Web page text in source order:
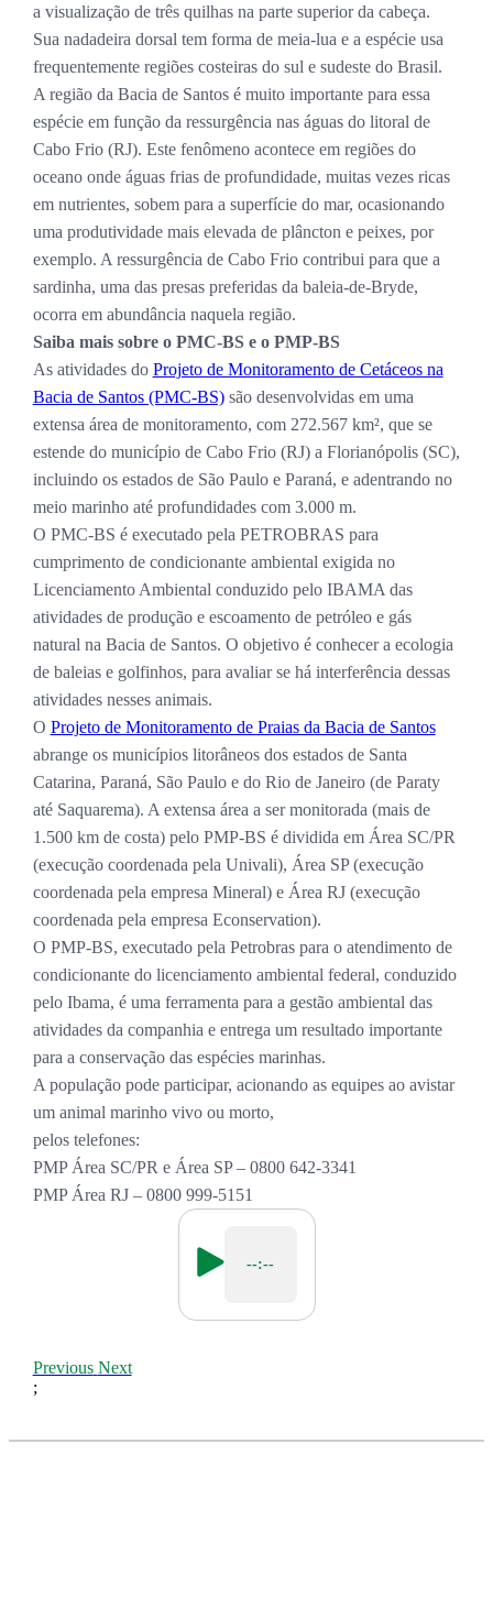
a visualização de três quilhas na parte superior da cabeça.
Sua nadadeira dorsal tem forma de meia-lua e a espécie usa
frequentemente regiões costeiras do sul e sudeste do Brasil.
A região da Bacia de Santos é muito importante para essa
espécie em função da ressurgência nas águas do litoral de
Cabo Frio (RJ). Este fenômeno acontece em regiões do
oceano onde águas frias de profundidade, muitas vezes ricas
em nutrientes, sobem para a superfície do mar, ocasionando
uma produtividade mais elevada de plâncton e peixes, por
exemplo. A ressurgência de Cabo Frio contribui para que a
sardinha, uma das presas preferidas da baleia-de-Bryde,
ocorra em abundância naquela região.
Saiba mais sobre o PMC-BS e o PMP-BS
As atividades do Projeto de Monitoramento de Cetáceos na
Bacia de Santos (PMC-BS)são desenvolvidas em uma
extensa área de monitoramento, com 272.567 km², que se
estende do município de Cabo Frio (RJ) a Florianópolis (SC),
incluindo os estados de São Paulo e Paraná, e adentrando no
meio marinho até profundidades com 3.000 m.
O PMC-BS é executado pela PETROBRAS para
cumprimento de condicionante ambiental exigida no
Licenciamento Ambiental conduzido pelo IBAMA das
atividades de produção e escoamento de petróleo e gás
natural na Bacia de Santos. O objetivo é conhecer a ecologia
de baleias e golfinhos, para avaliar se há interferência dessas
atividades nesses animais.
O Projeto de Monitoramento de Praias da Bacia de Santos
abrange os municípios litorâneos dos estados de Santa
Catarina, Paraná, São Paulo e do Rio de Janeiro (de Paraty
até Saquarema). A extensa área a ser monitorada (mais de
1.500 km de costa) pelo PMP-BS é dividida em Área SC/PR
(execução coordenada pela Univali), Área SP (execução
coordenada pela empresa Mineral) e Área RJ (execução
coordenada pela empresa Econservation).
O PMP-BS, executado pela Petrobras para o atendimento de
condicionante do licenciamento ambiental federal, conduzido
pelo Ibama, é uma ferramenta para a gestão ambiental das
atividades da companhia e entrega um resultado importante
para a conservação das espécies marinhas.
A população pode participar, acionando as equipes ao avistar
um animal marinho vivo ou morto,
pelos telefones:
PMP Área SC/PR e Área SP – 0800 642-3341
PMP Área RJ – 0800 999-5151
--:--
Previous Next
;